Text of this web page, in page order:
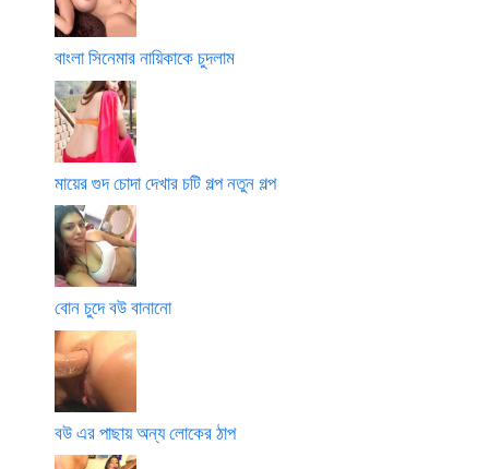
বাংলা সিনেমার নায়িকাকে চুদলাম
মায়ের গুদ চোদা দেখার চটি গল্প নতুন গল্প
বোন চুদে বউ বানানো
বউ এর পাছায় অন্য লোকের ঠাপ